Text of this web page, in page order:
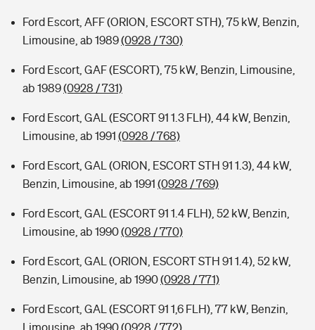
Ford Escort, AFF (ORION, ESCORT STH), 75 kW, Benzin,
Limousine, ab 1989(0928 / 730)
Ford Escort, GAF (ESCORT), 75 kW, Benzin, Limousine,
ab 1989(0928 / 731)
Ford Escort, GAL (ESCORT 91 1.3 FLH), 44 kW, Benzin,
Limousine, ab 1991 (0928 / 768)
Ford Escort, GAL (ORION, ESCORT STH 91 1.3), 44 kW,
Benzin, Limousine, ab 1991 (0928 / 769)
Ford Escort, GAL (ESCORT 91 1.4 FLH), 52 kW, Benzin,
Limousine, ab 1990(0928 / 770)
Ford Escort, GAL (ORION, ESCORT STH 91 1.4), 52 kW,
Benzin, Limousine, ab 1990(0928 / 771)
Ford Escort, GAL (ESCORT 91 1,6 FLH), 77 kW, Benzin,
Limousine, ab 1990(0928 / 772)